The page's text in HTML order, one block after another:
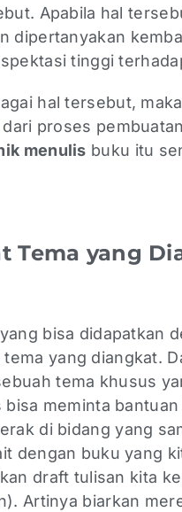
Apabila hal
dipertanyakan
tinggi
hal tersebut,
proses pembuatan
menulis buku itu
Tema yang
bisa didapatkan
yang diangkat.
tema khusus
bisa meminta
di bidang yang
dengan buku yang
draft tulisan kita
Artinya biarkan